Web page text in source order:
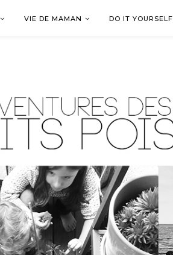
VIE DE MAMAN DO IT YOURSELF